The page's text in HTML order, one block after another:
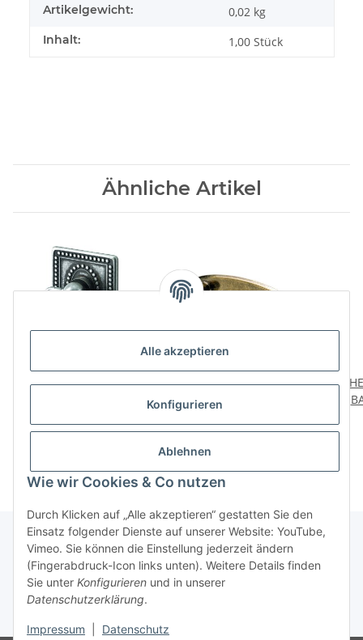
Alle akzeptieren
Konfigurieren
Ablehnen
Wie wir Cookies & Co nutzen
Durch Klicken auf „Alle akzeptieren“ gestatten Sie den
Einsatz folgender Dienste auf unserer Website: YouTube,
Vimeo. Sie können die Einstellung jederzeit ändern
(Fingerabdruck-Icon links unten). Weitere Details finden
Sie unter Konfigurieren und in unserer
Datenschutzerklärung.
Impressum Datenschutz
Artikelgewicht: 0,02 kg
Inhalt: 1,00 Stück
Ähnliche Artikel
HETTICH Möbelknopf,
HETTICH Möbelgriff,
Über uns